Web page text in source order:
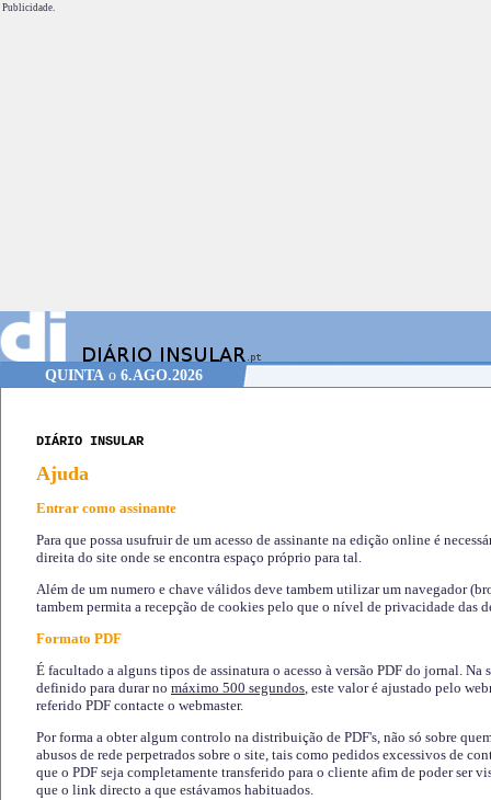
Publicidade.
QUINTAo 6.AGO.2026
DIÁRIO INSULAR
Ajuda
Entrar como assinante
Para que possa usufruir de um acesso de assinante na edição online é
direita do site onde se encontra espaço próprio para tal.
Além de um numero e chave válidos deve tambem utilizar um navegador
tambem permita a recepção de cookies pelo que o nível de privacidade das
Formato PDF
É facultado a alguns tipos de assinatura o acesso à versão PDF do jornal. Na
definido para durar no máximo 500 segundos, este valor é ajustado pelo
referido PDF contacte o webmaster.
Por forma a obter algum controlo na distribuição de PDF's, não só sobre
abusos de rede perpetrados sobre o site, tais como pedidos excessivos de
que o PDF seja completamente transferido para o cliente afim de poder ser
que o link directo a que estávamos habituados.